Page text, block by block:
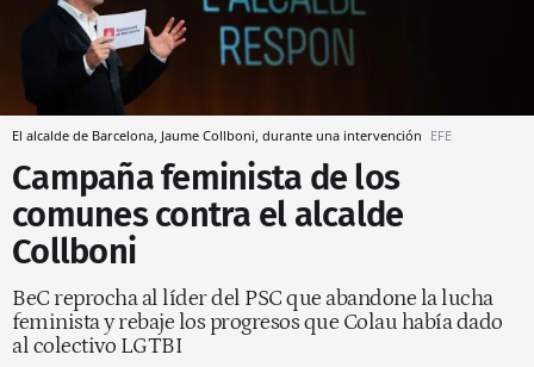
El alcalde de Barcelona, Jaume Collboni, durante una intervención EFE
Campaña feminista de los
comunes contra el alcalde
Collboni
BeC reprocha al líder del PSC que abandone la lucha
feminista y rebaje los progresos que Colau había dado
al colectivo LGTBI